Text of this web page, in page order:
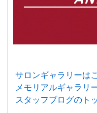
サロンギャラリーは
メモリアルギャラリ
スタッフブログのト